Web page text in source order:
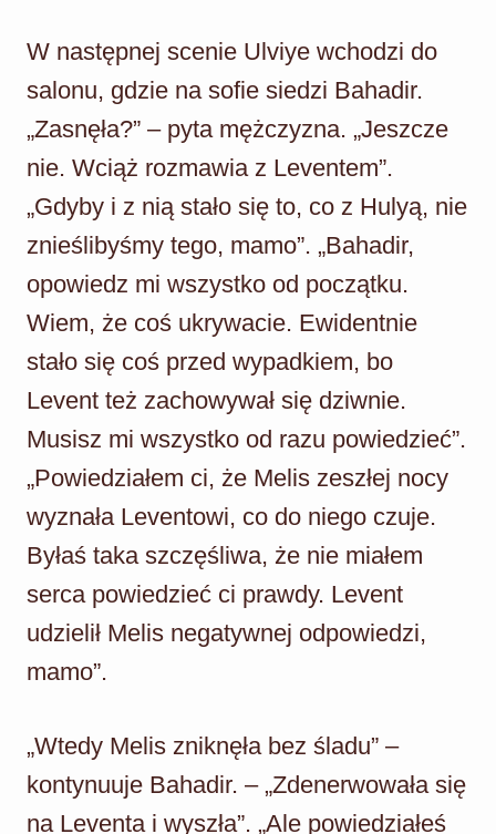
W następnej scenie Ulviye wchodzi do
salonu, gdzie na sofie siedzi Bahadir.
„Zasnęła?” – pyta mężczyzna. „Jeszcze
nie. Wciąż rozmawia z Leventem”.
„Gdyby i z nią stało się to, co z Hulyą, nie
znieślibyśmy tego, mamo”. „Bahadir,
opowiedz mi wszystko od początku.
Wiem, że coś ukrywacie. Ewidentnie
stało się coś przed wypadkiem, bo
Levent też zachowywał się dziwnie.
Musisz mi wszystko od razu powiedzieć”.
„Powiedziałem ci, że Melis zeszłej nocy
wyznała Leventowi, co do niego czuje.
Byłaś taka szczęśliwa, że nie miałem
serca powiedzieć ci prawdy. Levent
udzielił Melis negatywnej odpowiedzi,
mamo”.
„Wtedy Melis zniknęła bez śladu” –
kontynuuje Bahadir. – „Zdenerwowała się
na Leventa i wyszła”. „Ale powiedziałeś